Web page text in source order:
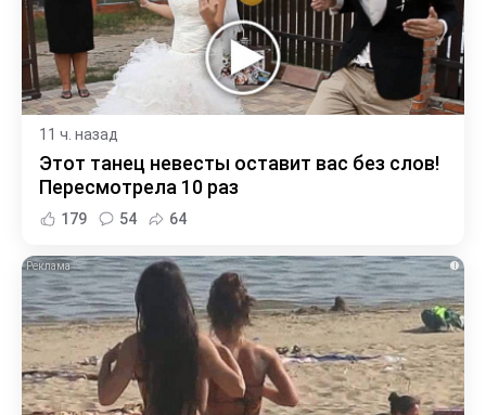
11 ч. назад
Этот танец невесты оставит вас без слов!
Пересмотрела 10 раз
179 54 64
i